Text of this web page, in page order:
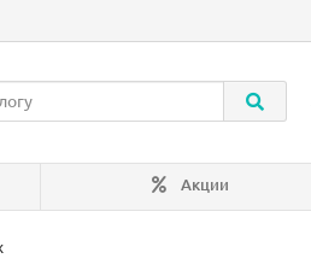
Акции